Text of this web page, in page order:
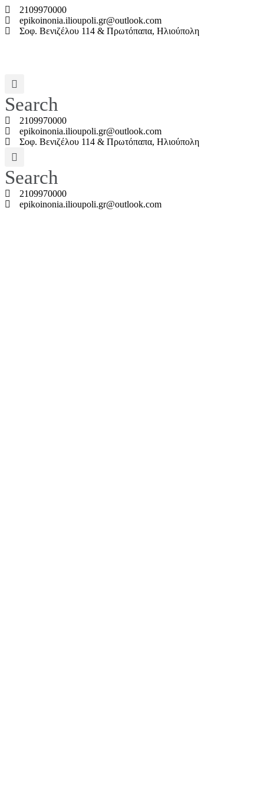
2109970000
epikoinonia.ilioupoli.gr@outlook.com
Σοφ. Βενιζέλου 114 & Πρωτόπαπα, Ηλιούπολη
Search
2109970000
epikoinonia.ilioupoli.gr@outlook.com
Σοφ. Βενιζέλου 114 & Πρωτόπαπα, Ηλιούπολη
Search
2109970000
epikoinonia.ilioupoli.gr@outlook.com